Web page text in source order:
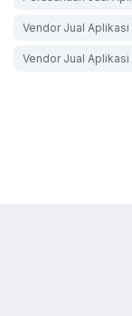
Vendor Jual
Vendor Jual